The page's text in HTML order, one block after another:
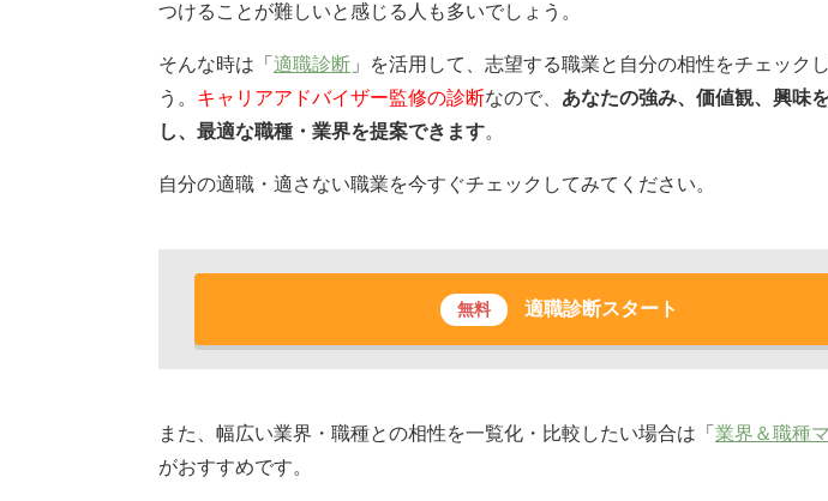
つけることが難しいと感じる人も多いでしょう。
そんな時は「 適職診断 」を活用して、志望する職業と自分の相性をチェック
う。 キャリアアドバイザー監修の診断なので、 あなたの強み、価値観、興味
し、最適な職種・業界を提案できます。
自分の適職・適さない職業を今すぐチェックしてみてください。
無料 適職診断スタート
また、幅広い業界・職種との相性を一覧化・比較したい場合は「 業界＆職種
がおすすめです。